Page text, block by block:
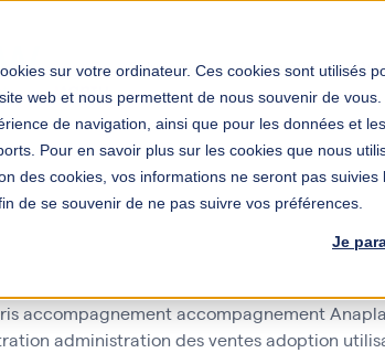
sur votre ordinateur. Ces cookies sont utilisés
web et nous permettent de nous souvenir de
de navigation, ainsi que pour les données et
Pour en savoir plus sur les cookies que nous
des cookies, vos informations ne seront pas
de se souvenir de ne pas suivre vos préférences.
Je
Solutions Votre métier
accompagnementaccompagnement
administration des ventesadoption